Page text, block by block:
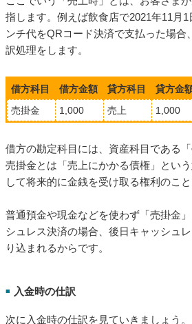
指します。例えば飲食店で2021年11月1
ンチ代をQRコード決済で支払った場合
訳処理をします。
借方科目 借方金額 貸方科目 貸方金
売掛金
1,000 売上 1,000
借方の勘定科目には、資産科目である「
売掛金とは「売上にかかる債権」とい
して将来的に金銭を受け取る権利のこと
普通預金や現金などを使わず「売掛金
シュレス決済の場合、後日キャッシュ
り込まれるからです。
■ 入金時の仕訳
次に入金時の仕訳を見ていきましょう